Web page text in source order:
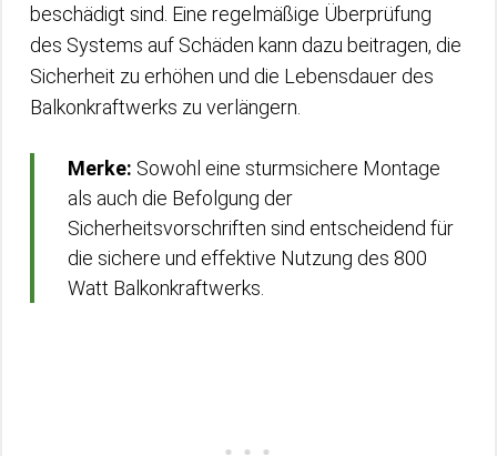
beschädigt sind. Eine regelmäßige Überprüfung
des Systems auf Schäden kann dazu beitragen, die
Sicherheit zu erhöhen und die Lebensdauer des
Balkonkraftwerks zu verlängern.
Merke: Sowohl eine sturmsichere Montage
als auch die Befolgung der
Sicherheitsvorschriften sind entscheidend für
die sichere und effektive Nutzung des 800
Watt Balkonkraftwerks.